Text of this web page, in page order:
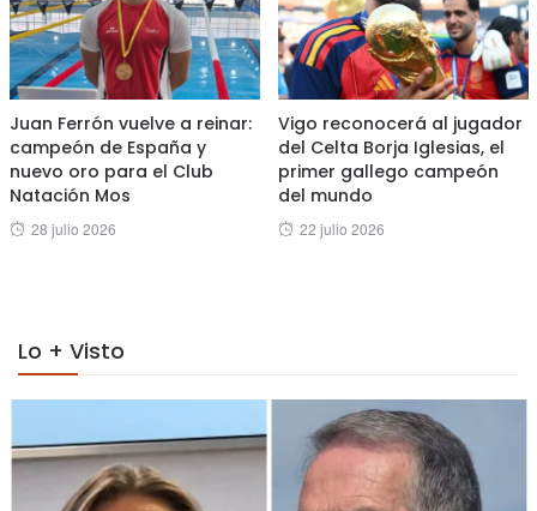
Juan Ferrón vuelve a reinar:
campeón de España y
nuevo oro para el Club
Natación Mos
Posted
28 julio 2026
Vigo reconocerá al jugador
del Celta Borja Iglesias, el
primer gallego campeón
del mundo
Posted
22 julio 2026
Lo + Visto